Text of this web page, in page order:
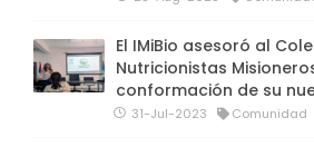
El IMiBio asesoró al
Nutricionistas
conformación de su
31-Jul-2023 Comunidad